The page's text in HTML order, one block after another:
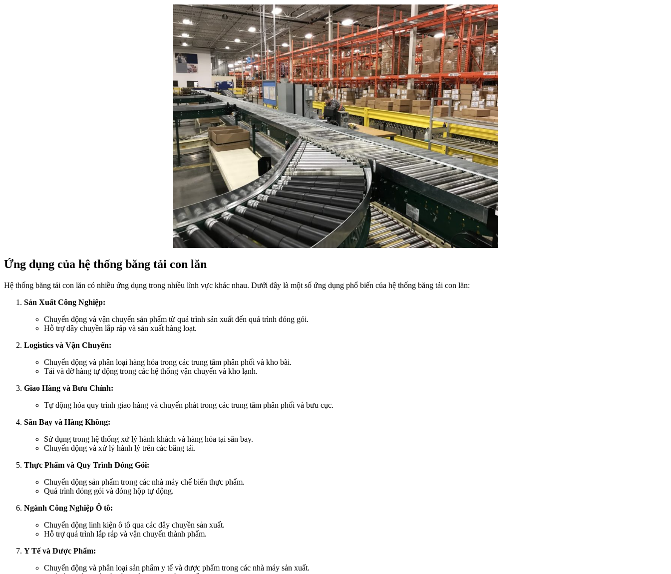
Ứng dụng của hệ thống băng tải con lăn
Hệ thống băng tải con lăn có nhiều ứng dụng trong nhiều lĩnh vực khác nhau. Dưới đây là một số ứng dụng phổ biến của hệ thống băng tải con lăn:
Sản Xuất Công Nghiệp:
Chuyển động và vận chuyển sản phẩm từ quá trình sản xuất đến quá trình đóng gói.
Hỗ trợ dây chuyền lắp ráp và sản xuất hàng loạt.
Logistics và Vận Chuyển:
Chuyển động và phân loại hàng hóa trong các trung tâm phân phối và kho bãi.
Tải và dỡ hàng tự động trong các hệ thống vận chuyển và kho lạnh.
Giao Hàng và Bưu Chính:
Tự động hóa quy trình giao hàng và chuyển phát trong các trung tâm phân phối và bưu cục.
Sân Bay và Hàng Không:
Sử dụng trong hệ thống xử lý hành khách và hàng hóa tại sân bay.
Chuyển động và xử lý hành lý trên các băng tải.
Thực Phẩm và Quy Trình Đóng Gói:
Chuyển động sản phẩm trong các nhà máy chế biến thực phẩm.
Quá trình đóng gói và đóng hộp tự động.
Ngành Công Nghiệp Ô tô:
Chuyển động linh kiện ô tô qua các dây chuyền sản xuất.
Hỗ trợ quá trình lắp ráp và vận chuyển thành phẩm.
Y Tế và Dược Phẩm:
Chuyển động và phân loại sản phẩm y tế và dược phẩm trong các nhà máy sản xuất.